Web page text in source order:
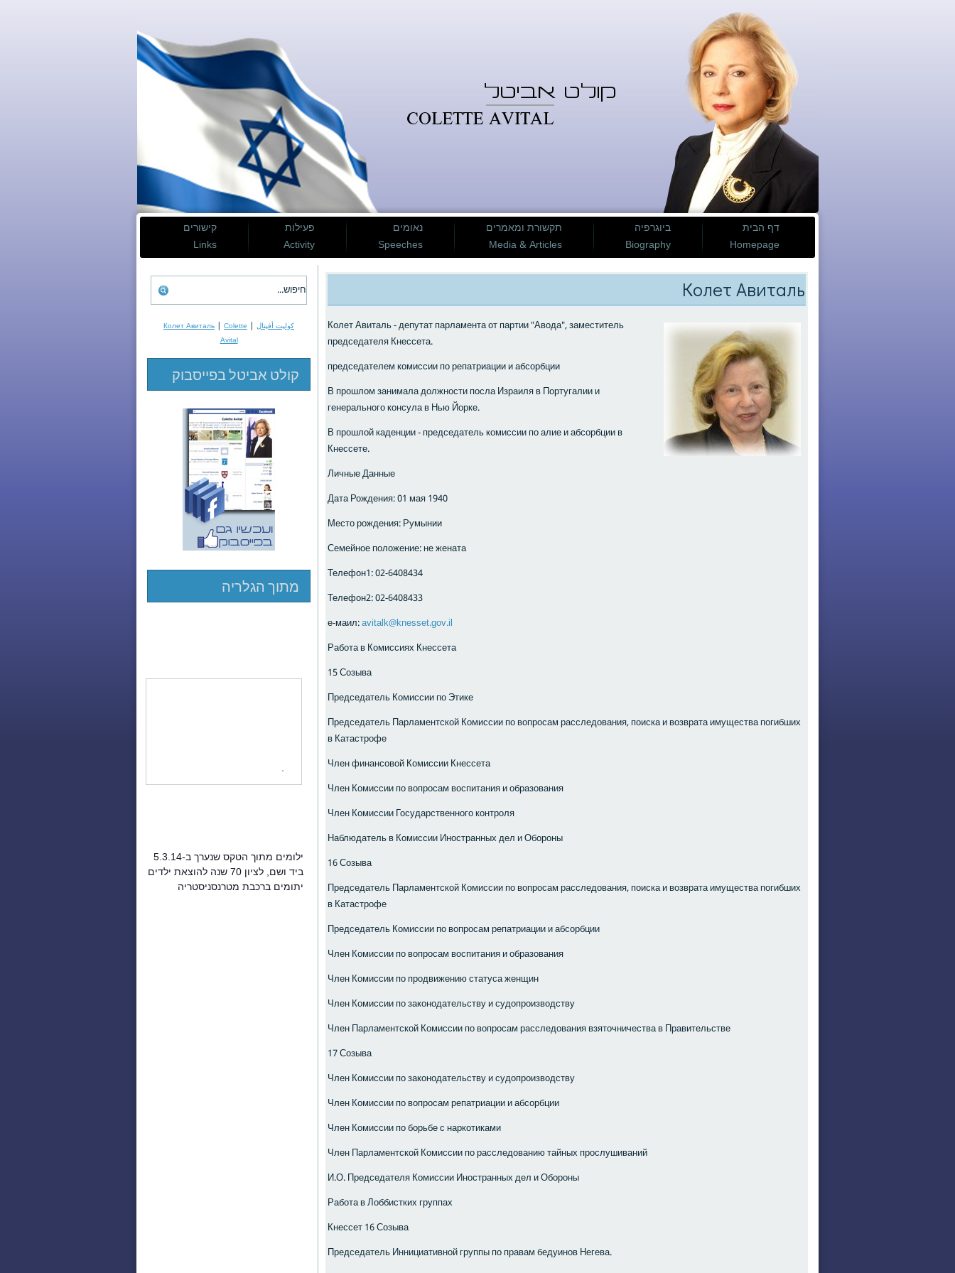
דף הבית
Homepage
ביוגרפיה
Biography
תקשורת ומאמרים
Media & Articles
נאומים
Speeches
פעילות
Activity
קישורים
Links
Колет Авиталь
Колет Авиталь - депутат парламента от партии "Авода", заместитель
председателя Кнессета.
председателем комиссии по репатриации и абсорбции
В прошлом занимала должности посла Израиля в Португалии и
генерального консула в Нью Йорке.
В прошлой каденции - председатель комиссии по алие и абсорбции в
Кнессете.
Личные Данные
Дата Рождения: 01 мая 1940
Место рождения: Румынии
Семейное положение: не женатa
Телефон1: 02-6408434
Телефон2: 02-6408433
е-маил:avitalk@knesset.gov.il
Работа в Комиссиях Кнессета
15 Созыва
Председатель Комиссии по Этике
Председатель Парламентской Комиссии по вопросам расследования, поиска и возврата имущества погибших
в Катастрофе
Член финансовой Комиссии Кнессета
Член Комиссии по вопросам воспитания и образования
Член Комиссии Государственного контроля
Наблюдатель в Комиссии Иностранных дел и Обороны
16 Созыва
Председатель Парламентской Комиссии по вопросам расследования, поиска и возврата имущества погибших
в Катастрофе
Председатель Комиссии по вопросам репатриации и абсорбции
Член Комиссии по вопросам воспитания и образования
Член Комиссии по продвижению статуса женщин
Член Комиссии по законодательству и судопроизводству
Член Парламентской Комиссии по вопросам расследования взяточничества в Правительстве
17 Созыва
Член Комиссии по законодательству и судопроизводству
Член Комиссии по вопросам репатриации и абсорбции
Член Комиссии по борьбе с наркотиками
Член Парламентской Комиссии по расследованию тайных прослушиваний
И.О. Председателя Комиссии Иностранных дел и Обороны
Работа в Лоббистких группах
Кнессет 16 Созыва
Председатель Иннициативной группы по правам бедуинов Негева.
كوليت أفيتال |
Колет Авиталь | Colette
Avital
קולט אביטל בפייסבוק
מתוך הגלריה
ילומים מתוך הטקס שנערך ב-5.3.14
ביד ושם, לציון 70 שנה להוצאת ילדים
יתומים ברכבת מטרנסניסטריה